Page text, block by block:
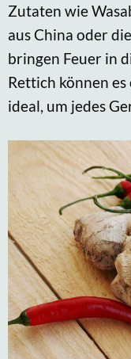
Zutaten wie
aus China oder
bringen Feuer in
Rettich können es
ideal, um jedes